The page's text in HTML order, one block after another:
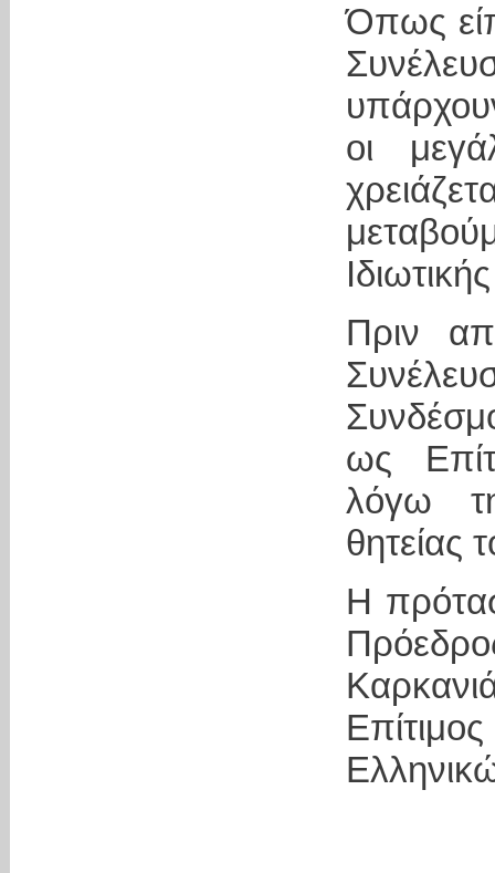
Όπως
οι
Πριν
ως
λόγω
θητείας
Η